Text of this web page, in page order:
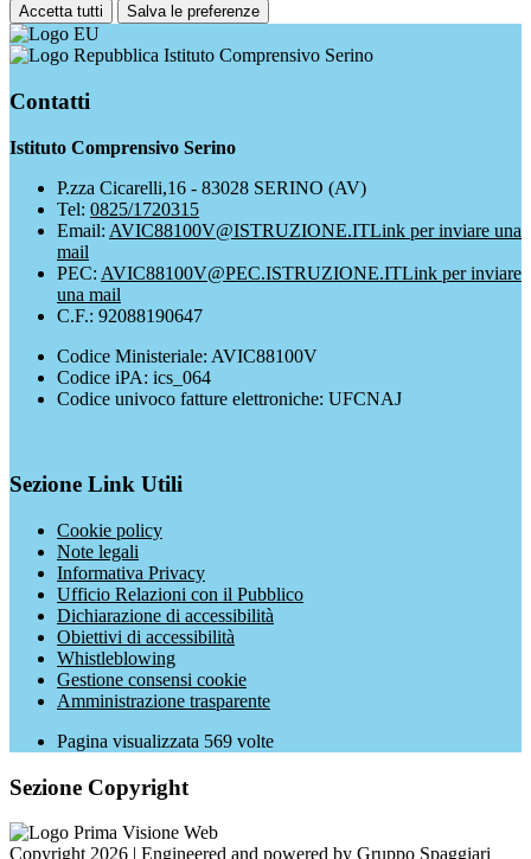
Accetta tutti Salva le preferenze
Istituto Comprensivo Serino
Contatti
Istituto Comprensivo Serino
P.zza Cicarelli,16 - 83028 SERINO (AV)
Tel: 0825/1720315
Email: AVIC88100V@ISTRUZIONE.ITLink per inviare una
mail
PEC: AVIC88100V@PEC.ISTRUZIONE.ITLink per inviare
una mail
C.F.: 92088190647
Codice Ministeriale: AVIC88100V
Codice iPA: ics_064
Codice univoco fatture elettroniche: UFCNAJ
Sezione Link Utili
Cookie policy
Note legali
Informativa Privacy
Ufficio Relazioni con il Pubblico
Dichiarazione di accessibilità
Obiettivi di accessibilità
Whistleblowing
Gestione consensi cookie
Amministrazione trasparente
Pagina visualizzata 569 volte
Sezione Copyright
Copyright 2026 | Engineered and powered by Gruppo Spaggiari